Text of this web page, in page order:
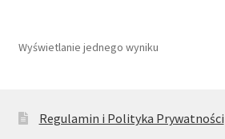
Wyświetlanie jednego wyniku
Regulamin i Polityka Prywatności